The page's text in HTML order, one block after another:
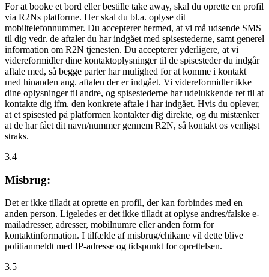
For at booke et bord eller bestille take away, skal du oprette en profil
via R2Ns platforme. Her skal du bl.a. oplyse dit
mobiltelefonnummer. Du accepterer hermed, at vi må udsende SMS
til dig vedr. de aftaler du har indgået med spisestederne, samt generel
information om R2N tjenesten. Du accepterer yderligere, at vi
videreformidler dine kontaktoplysninger til de spisesteder du indgår
aftale med, så begge parter har mulighed for at komme i kontakt
med hinanden ang. aftalen der er indgået. Vi videreformidler ikke
dine oplysninger til andre, og spisestederne har udelukkende ret til at
kontakte dig ifm. den konkrete aftale i har indgået. Hvis du oplever,
at et spisested på platformen kontakter dig direkte, og du mistænker
at de har fået dit navn/nummer gennem R2N, så kontakt os venligst
straks.
3.4
Misbrug:
Det er ikke tilladt at oprette en profil, der kan forbindes med en
anden person. Ligeledes er det ikke tilladt at oplyse andres/falske e-
mailadresser, adresser, mobilnumre eller anden form for
kontaktinformation. I tilfælde af misbrug/chikane vil dette blive
politianmeldt med IP-adresse og tidspunkt for oprettelsen.
3.5